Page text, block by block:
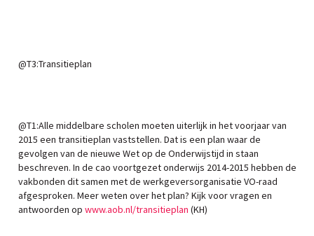
@T3:Transitieplan
@T1:Alle middelbare scholen moeten uiterlijk in het voorjaar van
2015 een transitieplan vaststellen. Dat is een plan waar de
gevolgen van de nieuwe Wet op de Onderwijstijd in staan
beschreven. In de cao voortgezet onderwijs 2014-2015 hebben de
vakbonden dit samen met de werkgeversorganisatie VO-raad
afgesproken. Meer weten over het plan? Kijk voor vragen en
antwoorden op www.aob.nl/transitieplan (KH)